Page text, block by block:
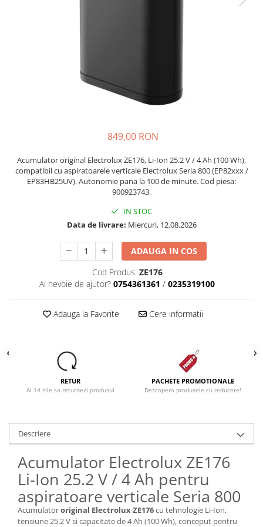
849,00 RON
Acumulator original Electrolux ZE176, Li-Ion 25.2 V / 4 Ah (100 Wh),
compatibil cu aspiratoarele verticale Electrolux Seria 800 (EP82xxx /
EP83HB25UV). Autonomie pana la 100 de minute. Cod piesa:
900923743.
IN STOC
Data de livrare: Miercuri, 12.08.2026
ADAUGA IN COS
Cod Produs: ZE176
Ai nevoie de ajutor? 0754361361 / 0235319100
Adauga la Favorite Cere informatii
RETUR
Ai 14 zile sa returnezi produsul
PACHETE PROMOTIONALE
Descopera produsele cu reducere!
Descriere
Acumulator Electrolux ZE176
Li-Ion 25.2 V / 4 Ah pentru
aspiratoare verticale Seria 800
Acumulatororiginal Electrolux ZE176cu tehnologie Li-Ion,
tensiune 25.2 V si capacitate de 4 Ah (100 Wh), conceput pentru